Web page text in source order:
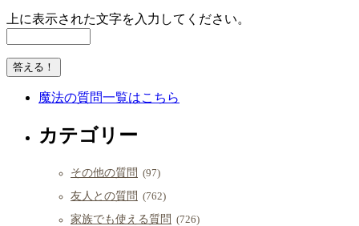
上に表示された文字を入力してください。
魔法の質問一覧はこちら
カテゴリー
その他の質問 (97)
友人との質問 (762)
家族でも使える質問 (726)